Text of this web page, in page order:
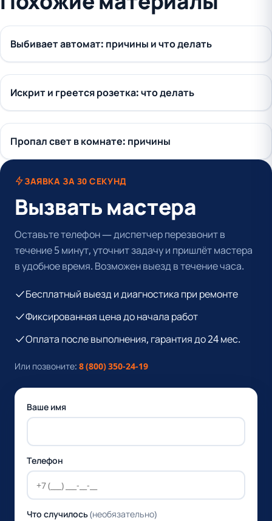
Выбивает автомат: причины и что делать
Искрит и греется розетка: что делать
Пропал свет в комнате: причины
ЗАЯВКА ЗА 30 СЕКУНД
Вызвать мастера
Оставьте телефон — диспетчер перезвонит в
течение 5 минут, уточнит задачу и пришлёт мастера
в удобное время. Возможен выезд в течение часа.
Бесплатный выезд и диагностика при ремонте
Фиксированная цена до начала работ
Оплата после выполнения, гарантия до 24 мес.
Или позвоните: 8 (800) 350-24-19
Ваше имя
Телефон
Что случилось(необязательно)